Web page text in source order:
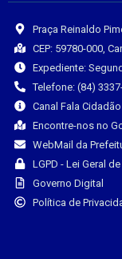
Praça Reinaldo
CEP: 59780-000,
Expediente:
Telefone: (84)
Canal Fala Cidadão
Encontre-nos no
WebMail da
LGPD - Lei Geral
Governo Digital
Política de